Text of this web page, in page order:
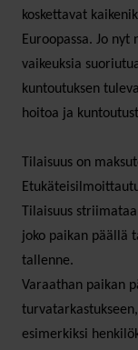
koskettavat
Euroopassa. Jo
vaikeuksia
kuntoutuksen
hoitoa ja
Tilaisuus on
Tilaisuus
joko paikan päällä
tallenne.
Varaathan paikan
esimerkiksi